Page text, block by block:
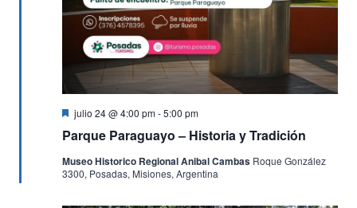
Parque Paraguayo – Historia y Tradición
Destacado
julio 24 @ 4:00 pm-5:00 pm
Museo Historico Regional Anibal Cambas Roque González
3300, Posadas, Misiones, Argentina